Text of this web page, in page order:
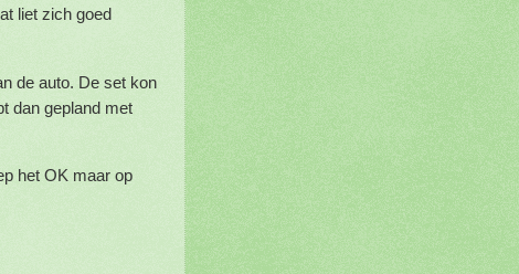
liet zich goed
de auto. De set kon
dan gepland met
het OK maar op